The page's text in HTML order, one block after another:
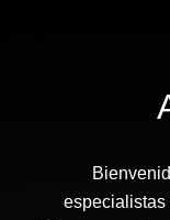
especialistas